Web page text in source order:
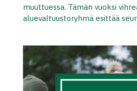
muuttuessa. Tämän vuoksi
aluevaltuustoryhmä esittää